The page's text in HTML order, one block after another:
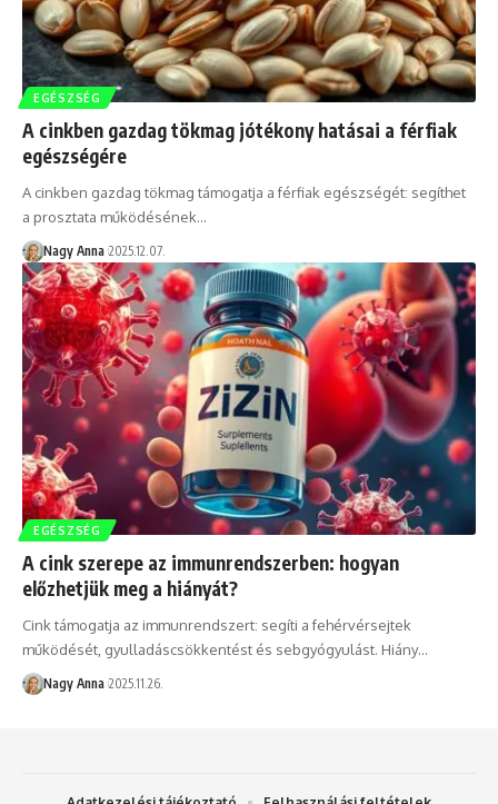
EGÉSZSÉG
A cinkben gazdag tökmag jótékony hatásai a férfiak
egészségére
A cinkben gazdag tökmag támogatja a férfiak egészségét: segíthet
a prosztata működésének…
Nagy Anna 2025.12.07.
EGÉSZSÉG
A cink szerepe az immunrendszerben: hogyan
előzhetjük meg a hiányát?
Cink támogatja az immunrendszert: segíti a fehérvérsejtek
működését, gyulladáscsökkentést és sebgyógyulást. Hiány…
Nagy Anna 2025.11.26.